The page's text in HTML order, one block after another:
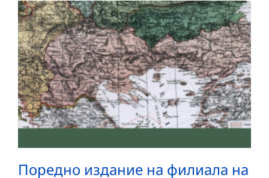
Поредно издание на филиала на